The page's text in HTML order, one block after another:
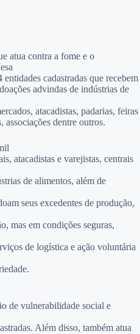
atua contra a fome e o
cadastradas que recebem
advindas de indústrias de
atacadistas, padarias, feiras
associações dentre outros.
atacadistas e varejistas, centrais
de alimentos, além de
seus excedentes de produção,
mas em condições seguras,
de logística e ação voluntária
de vulnerabilidade social e
Além disso, também atua